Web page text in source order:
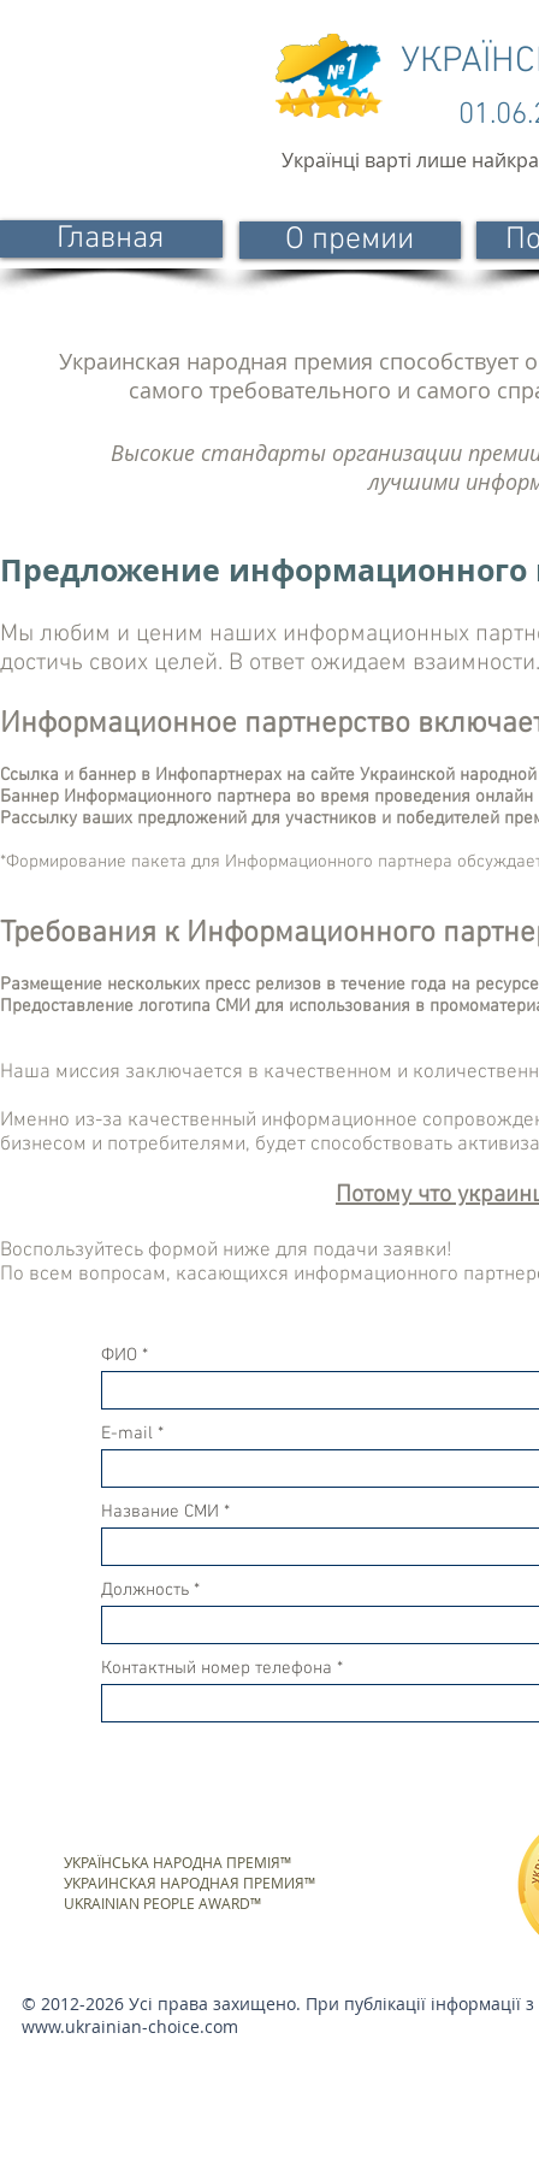
Українці варті лише
Главная О премии
Украинская народная премия
самого требовательного и самого
Высокие стандарты организации
лучшими
Предложение информационного
Мы любим и ценим наших информационных
достичь своих целей. В ответ ожидаем взаимности.
Информационное партнерство
Ссылка и баннер в Инфопартнерах на сайте Украинской
Баннер Информационного партнера во время проведения онлайн
Рассылку ваших предложений для участников и победителей
*Формирование пакета для Информационного партнера
Требования к Информационного
Размещение нескольких пресс релизов в течение года на
Предоставление логотипа СМИ для использования в
Наша миссия заключается в качественном и
Именно из-за качественный информационное
бизнесом и потребителями, будет способствовать
Потому что
Воспользуйтесь формой ниже для подачи заявки!
По всем вопросам, касающихся информационного
ФИО
E-mail
Название СМИ
Должность
Контактный номер телефона
УКРАЇНСЬКА НАРОДНА ПРЕМІЯ™
УКРАИНСКАЯ НАРОДНАЯ ПРЕМИЯ™
UKRAINIAN PEOPLE AWARD™
© 2012-2026 Усі права захищено. При публікації інформації
www.ukrainian-choice.com